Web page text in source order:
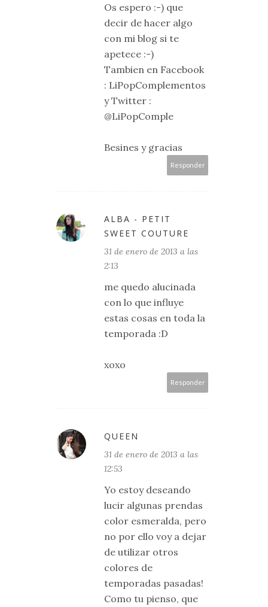
Os espero :-) que
decir de hacer algo
con mi blog si te
apetece :-)
Tambien en Facebook
: LiPopComplementos
y Twitter :
@LiPopComple
Besines y gracias
Responder
ALBA - PETIT
SWEET COUTURE
31 de enero de 2013 a las
2:13
me quedo alucinada
con lo que influye
estas cosas en toda la
temporada :D
xoxo
Responder
QUEEN
31 de enero de 2013 a las
12:53
Yo estoy deseando
lucir algunas prendas
color esmeralda, pero
no por ello voy a dejar
de utilizar otros
colores de
temporadas pasadas!
Como tu pienso, que